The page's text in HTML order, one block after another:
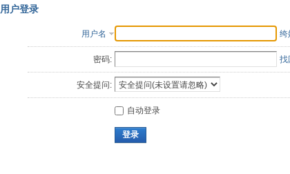
用户登录
用户名 绔
密码: 找
安全提问:
自动登录
登录